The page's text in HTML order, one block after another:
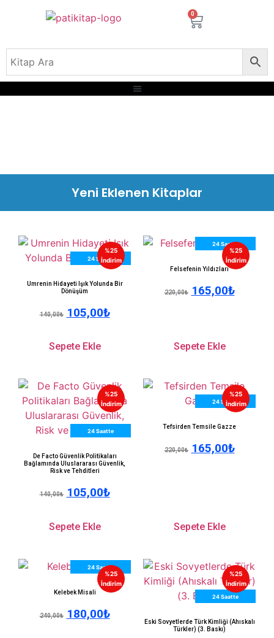
0
Yeni Eklenen Kitaplar
24 Saatte
%25
İndirim
Umrenin Hidayeti Işık Yolunda Bir
Dönüşüm
140,00₺ 105,00₺
Sepete Ekle
24 Saatte
Kargo
%25
İndirim
Felsefenin Yıldızları
220,00₺ 165,00₺
Sepete Ekle
24 Saatte
%25
İndirim
De Facto Güvenlik Politikaları
Bağlamında Uluslararası Güvenlik,
Risk ve Tehditleri
140,00₺ 105,00₺
Sepete Ekle
24 Saatte
%25
İndirim
Tefsirden Temsile Gazze
220,00₺ 165,00₺
Sepete Ekle
24 Saatte
Kargo
%25
İndirim
Kelebek Misali
240,00₺ 180,00₺
24 Saatte
%25
İndirim
Eski Sovyetlerde Türk Kimliği (Ahıskalı
Türkler) (3. Baskı)